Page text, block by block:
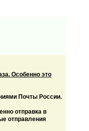
Особенно это
Почты России.
отправка в
отправления